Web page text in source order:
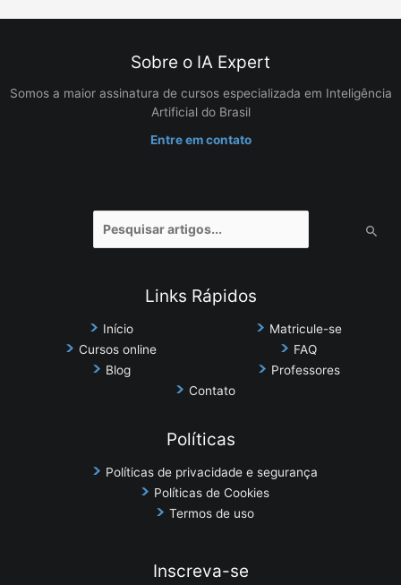
Sobre o IA Expert
Somos a maior assinatura de cursos especializada em Inteligência
Artificial do Brasil
Entre em contato
por:
Links Rápidos
Início
Matricule-se
Cursos online
FAQ
Blog
Professores
Contato
Políticas
Políticas de privacidade e segurança
Políticas de Cookies
Termos de uso
Inscreva-se